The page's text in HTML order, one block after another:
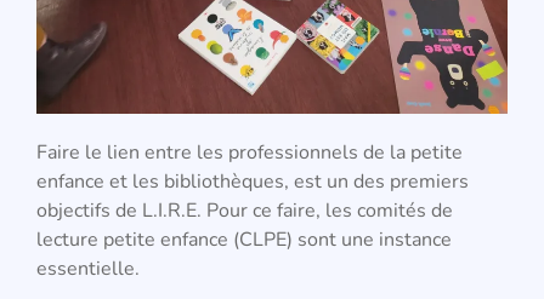
Faire le lien entre les professionnels de la petite
enfance et les bibliothèques, est un des premiers
objectifs de L.I.R.E. Pour ce faire, les comités de
lecture petite enfance (CLPE) sont une instance
essentielle.